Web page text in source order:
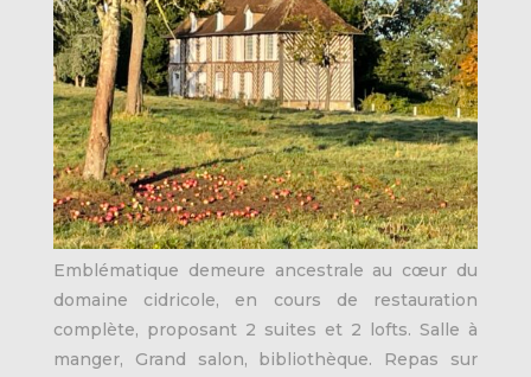
Emblématique demeure ancestrale au cœur du
domaine cidricole, en cours de restauration
complète, proposant 2 suites et 2 lofts. Salle à
manger, Grand salon, bibliothèque. Repas sur